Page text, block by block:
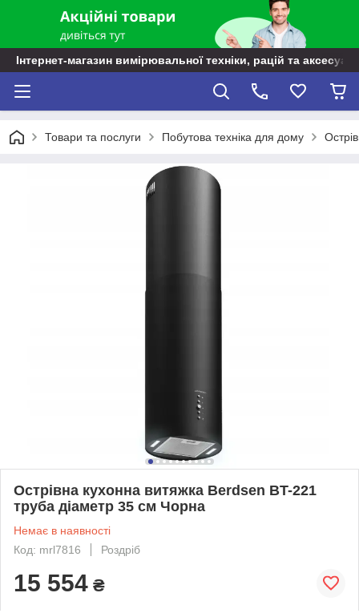
Інтернет-магазин вимірювальної техніки, рацій та
Товари та послуги Побутова техніка для дому
Острівна кухонна витяжка Berdsen BT-221
труба діаметр 35 см Чорна
Немає в наявності
Код: mrl7816
Роздріб
15 554 ₴